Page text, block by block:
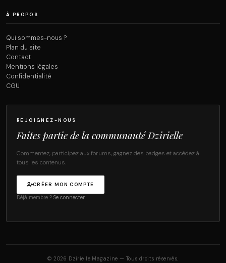
À PROPOS
Qui sommes-nous ?
Plan du site
Contact
Mentions légales
Confidentialité
CGU
REJOIGNEZ-NOUS
Faites partie de la communauté Dzirielle
Commentez, participez aux forums, gagnez des badges et accédez à
tous les contenus.
CRÉER MON COMPTE
Déjà membre ? Se connecter
© 2026 Dzirielle Magazine — Tous droits réservés.